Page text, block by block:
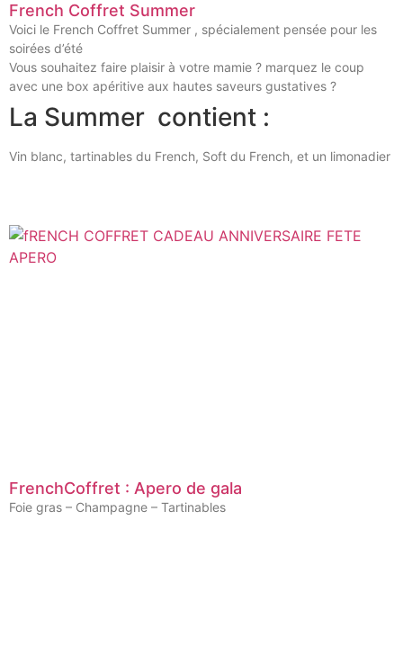
French Coffret Summer
Voici le French Coffret Summer , spécialement pensée pour les
soirées d’été
Vous souhaitez faire plaisir à votre mamie ? marquez le coup
avec une box apéritive aux hautes saveurs gustatives ?
La Summer contient :
Vin blanc, tartinables du French, Soft du French, et un limonadier
FrenchCoffret : Apero de gala
Foie gras – Champagne – Tartinables